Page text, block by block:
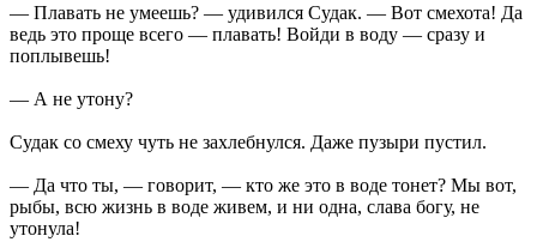
— Плавать не умеешь? — удивился Судак. — Вот смехота! Да
ведь это проще всего — плавать! Войди в воду — сразу и
поплывешь!
— А не утону?
Судак со смеху чуть не захлебнулся. Даже пузыри пустил.
— Да что ты, — говорит, — кто же это в воде тонет? Мы вот,
рыбы, всю жизнь в воде живем, и ни одна, слава богу, не
утонула!